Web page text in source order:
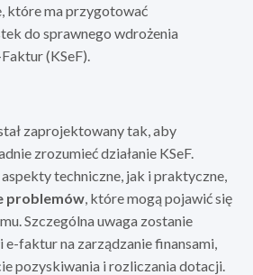
które ma przygotować
do sprawnego wdrożenia
(KSeF).
zaprojektowany tak, aby
zrozumieć działanie KSeF.
techniczne, jak i praktyczne,
problemów , które mogą pojawić się
Szczególna uwaga zostanie
faktur na zarządzanie finansami,
pozyskiwania i rozliczania dotacji.